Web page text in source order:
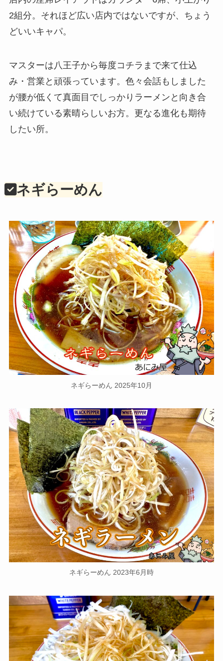
2組分。それほど広い店内ではないですが、ちょう
どいいキャパ。
マスターは八王子から毎度コチラまで来て仕込
み・営業と頑張っています。色々会話もしました
が腰が低くて真面目でしっかりラーメンと向き合
い続けている素晴らしいお方。更なる進化も期待
したい所。
ネギらーめん
ネギらーめん 2025年10月
ネギらーめん 2023年6月時